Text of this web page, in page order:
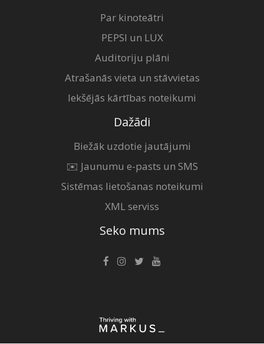
Par kinoteātri
PEPSI un LUX
Auditoriju plāni
Atrašanās vieta un stāvvietas
Iekšējās kārtības noteikumi
Dažādi
Biežāk uzdotie jautājumi
✉️ Jaunumu e-pasts un SMS
Sistēmas lietošanas noteikumi
XML serviss
Seko mums